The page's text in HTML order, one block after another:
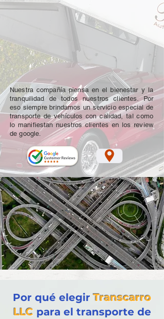
Nuestra compañía piensa en el bienestar y la
tranquilidad de todos nuestros clientes. Por
eso siempre brindamos un servicio especial de
transporte de vehículos con calidad, tal como
lo manifiestan nuestros clientes en los review
de google.
Por qué elegirTranscarro
LLC para el transporte de